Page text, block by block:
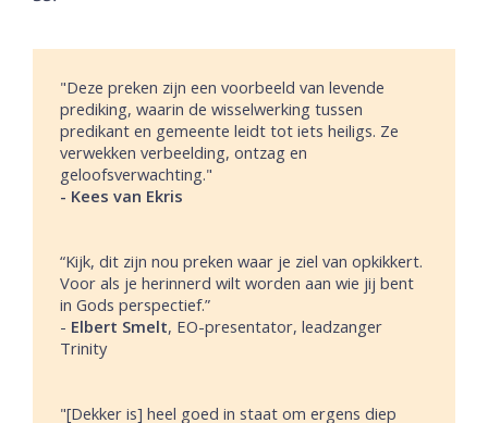
"Deze preken zijn een voorbeeld van levende
prediking, waarin de wisselwerking tussen
predikant en gemeente leidt tot iets heiligs. Ze
verwekken verbeelding, ontzag en
geloofsverwachting."
- Kees van Ekris
“Kijk, dit zijn nou preken waar je ziel van opkikkert.
Voor als je herinnerd wilt worden aan wie jij bent
in Gods perspectief.”
- Elbert Smelt, EO-presentator, leadzanger
Trinity
"[Dekker is] heel goed in staat om ergens diep